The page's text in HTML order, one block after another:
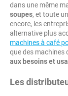
dans une même
soupes, et toute
encore, les
alternative plus
machines à café
que des machines
aux besoins et
Les